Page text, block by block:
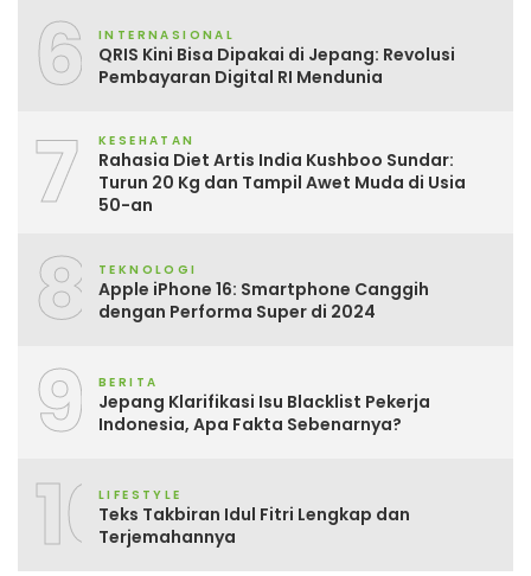
6 INTERNASIONAL
QRIS Kini Bisa Dipakai di Jepang: Revolusi
Pembayaran Digital RI Mendunia
7 KESEHATAN
Rahasia Diet Artis India Kushboo Sundar:
Turun 20 Kg dan Tampil Awet Muda di Usia
50-an
8 TEKNOLOGI
Apple iPhone 16: Smartphone Canggih
dengan Performa Super di 2024
9 BERITA
Jepang Klarifikasi Isu Blacklist Pekerja
Indonesia, Apa Fakta Sebenarnya?
10LIFESTYLE
Teks Takbiran Idul Fitri Lengkap dan
Terjemahannya